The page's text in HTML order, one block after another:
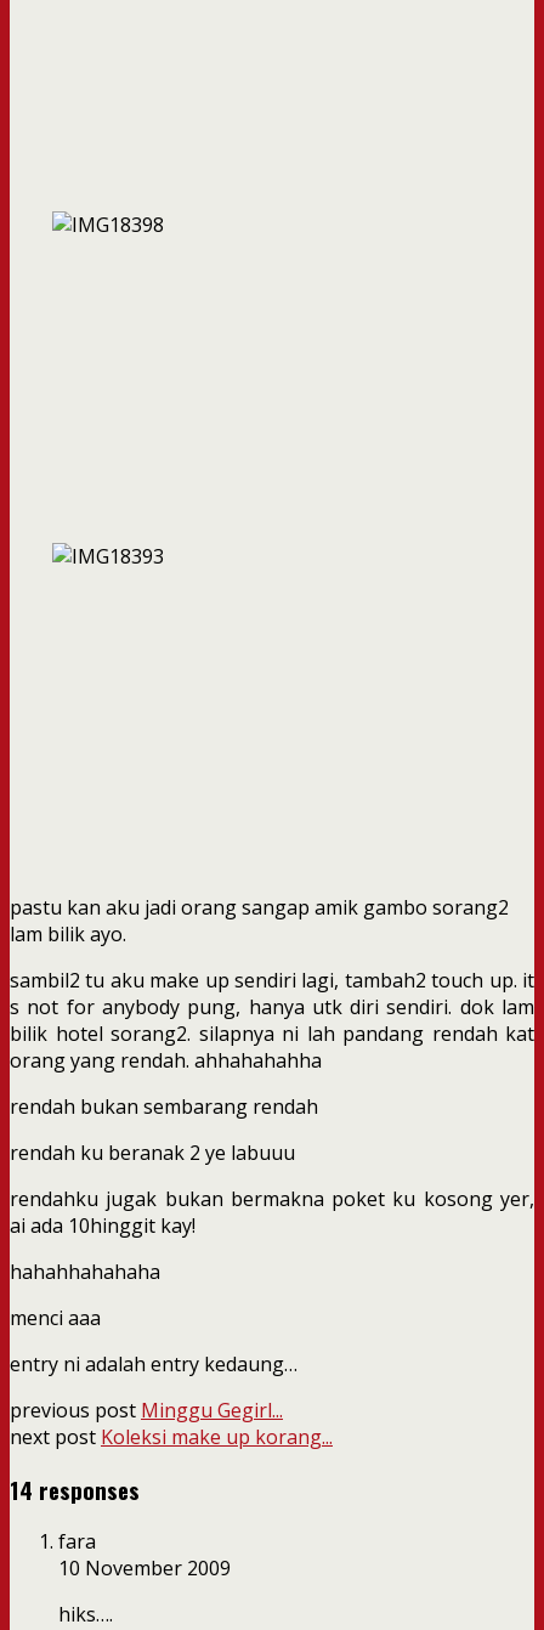
pastu kan aku jadi orang sangap amik gambo sorang2
lam bilik ayo.
sambil2 tu aku make up sendiri lagi, tambah2 touch up. it
s not for anybody pung, hanya utk diri sendiri. dok lam
bilik hotel sorang2. silapnya ni lah pandang rendah kat
orang yang rendah. ahhahahahha
rendah bukan sembarang rendah
rendah ku beranak 2 ye labuuu
rendahku jugak bukan bermakna poket ku kosong yer,
ai ada 10hinggit kay!
hahahhahahaha
menci aaa
entry ni adalah entry kedaung…
previous post Minggu Gegirl...
next post Koleksi make up korang...
14 responses
fara
10 November 2009
hiks….